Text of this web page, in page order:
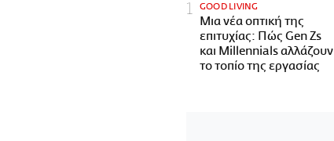
GOOD LIVING
Μια νέα οπτική της
επιτυχίας: Πώς Gen Zs
και Millennials αλλάζουν
το τοπίο της εργασίας